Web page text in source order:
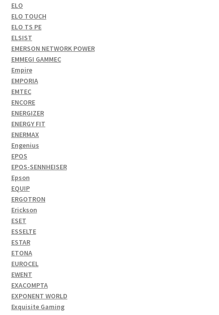
ELO
ELO TOUCH
ELO TS PE
ELSIST
EMERSON NETWORK POWER
EMMEGI GAMMEC
Empire
EMPORIA
EMTEC
ENCORE
ENERGIZER
ENERGY FIT
ENERMAX
Engenius
EPOS
EPOS-SENNHEISER
Epson
EQUIP
ERGOTRON
Erickson
ESET
ESSELTE
ESTAR
ETONA
EUROCEL
EWENT
EXACOMPTA
EXPONENT WORLD
Exquisite Gaming